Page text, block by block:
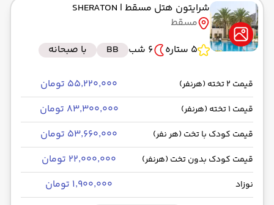
شرایتون هتل مسقط | SHERATON
مسقط
5 ستاره
6 شب BB با صبحانه
قیمت 2 تخته (هرنفر) ۵۵٬۲۲۰٬۰۰۰ تومان
قیمت 1 تخته (هرنفر) ۸۳٬۳۰۰٬۰۰۰ تومان
قیمت کودک با تخت (هر نفر) ۵۳٬۶۶۰٬۰۰۰ تومان
قیمت کودک بدون تخت (هرنفر) ۲۲٬۰۰۰٬۰۰۰ تومان
نوزاد ۱٬۹۰۰٬۰۰۰ تومان